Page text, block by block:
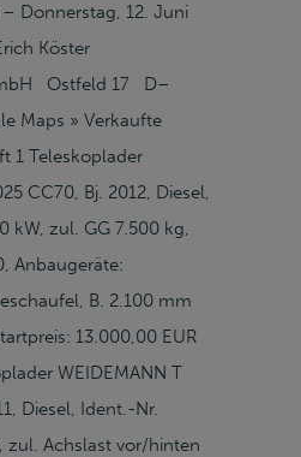
Donnerstag, 12. Juni
Köster
Ostfeld 17 D–
Maps » Verkaufte
1 Teleskoplader
CC70, Bj. 2012, Diesel,
kW, zul. GG 7.500 kg,
Anbaugeräte:
B. 2.100 mm
13.000,00 EUR
WEIDEMANN T
Diesel, Ident.-Nr.
zul. Achslast vor/hinten